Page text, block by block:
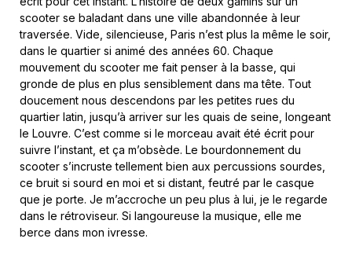
scooter se baladant dans une ville abandonnée à leur
traversée. Vide, silencieuse, Paris n’est plus la même le soir,
dans le quartier si animé des années 60. Chaque
mouvement du scooter me fait penser à la basse, qui
gronde de plus en plus sensiblement dans ma tête. Tout
doucement nous descendons par les petites rues du
quartier latin, jusqu’à arriver sur les quais de seine, longeant
le Louvre. C’est comme si le morceau avait été écrit pour
suivre l’instant, et ça m’obsède. Le bourdonnement du
scooter s’incruste tellement bien aux percussions sourdes,
ce bruit si sourd en moi et si distant, feutré par le casque
que je porte. Je m’accroche un peu plus à lui, je le regarde
dans le rétroviseur. Si langoureuse la musique, elle me
berce dans mon ivresse.